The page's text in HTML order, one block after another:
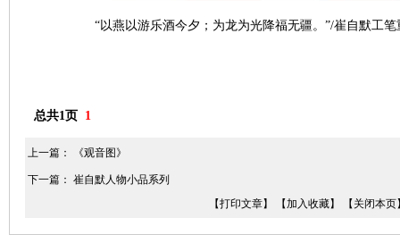
“以燕以游乐酒今夕；为龙为光降福无疆。”/崔自默工
总共1页 1
上一篇： 《观音图》
下一篇： 崔自默人物小品系列
【打印文章】
【加入收藏】 【关闭本页